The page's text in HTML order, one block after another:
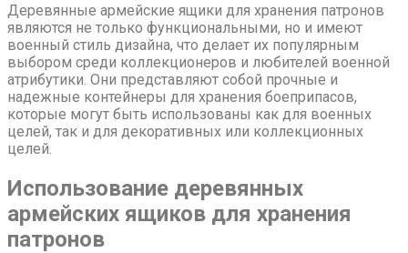
Деревянные армейские ящики для хранения патронов
являются не только функциональными, но и имеют
военный стиль дизайна, что делает их популярным
выбором среди коллекционеров и любителей военной
атрибутики. Они представляют собой прочные и
надежные контейнеры для хранения боеприпасов,
которые могут быть использованы как для военных
целей, так и для декоративных или коллекционных
целей.
Использование деревянных
армейских ящиков для хранения
патронов